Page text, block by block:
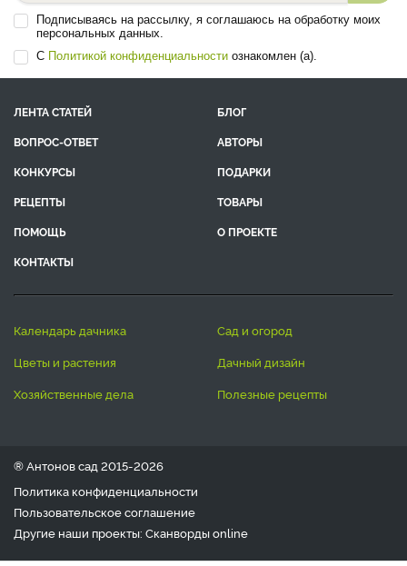
Подписываясь на рассылку, я соглашаюсь на обработку моих
персональных данных.
С Политикой конфиденциальности ознакомлен (а).
ЛЕНТА СТАТЕЙ
БЛОГ
ВОПРОС-ОТВЕТ
АВТОРЫ
КОНКУРСЫ
ПОДАРКИ
РЕЦЕПТЫ
ТОВАРЫ
ПОМОЩЬ
О ПРОЕКТЕ
КОНТАКТЫ
календарь дачника
сад и огород
цветы и растения
дачный дизайн
хозяйственные дела
полезные рецепты
® Антонов сад 2015-2026
Политика конфиденциальности
Пользовательское соглашение
Другие наши проекты: Сканвордыonline